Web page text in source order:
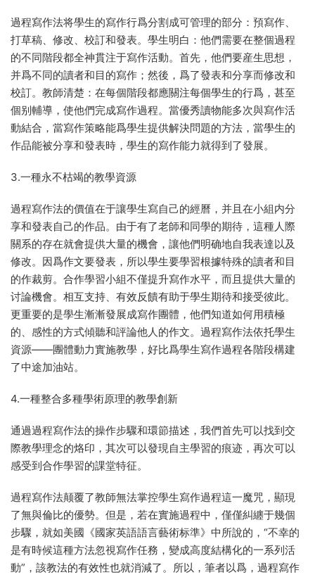
過程寫作法将學生的寫作行爲分割成可管理的部分：預寫作、
打草稿、修改、校訂和發表。學生明白：他們需要在整個過程
的不同階段都全神貫注于寫作活動。首先，他們要産生思想，
并爲不同的讀者和目的寫作；然後，爲了發表和分享而修改和
校訂。教師清楚：在每個階段都應關注每個學生的行爲，甚至
個别輔導，使他們完成寫作過程。當優秀讀物能多次與寫作活
動結合，當寫作策略能爲學生提供解決問題的方法，當學生的
作品能被分享和發表時，學生的寫作能力就得到了發展。
3.一種永不枯竭的教學資源
過程寫作法的價值在于讓學生寫自己的經曆，并且在小組内分
享和發表自己的作品。由于有了老師和同學的期待，這種人際
關系的存在就會提供大量的機會，讓他們明确地自我表達以及
修改。因爲作文要發表，所以學生要學習根據特殊的讀者和目
的作裁剪。合作學習小組不僅提升寫作水平，而且提供大量的
讨論機會。相互支持、有效反饋有助于學生期待和接受彼此。
更重要的是學生漸漸發展成寫作團體，他們知道如何用積極
的、感性的方式傾聽和評論他人的作文。過程寫作法依托學生
資源——團體動力實施教學，好比爲學生寫作過程各階段構建
了中途加油站。
4.一種整合多種學術原理的教學創新
通過過程寫作法的操作步驟和環節描述，我們首先可以找到交
際教學理念的烙印，其次可以發現自主學習的痕迹，再次可以
感受到合作學習的課堂特征。
過程寫作法颠覆了教師無法掌控學生寫作過程這一魔咒，顯現
了無與倫比的優勢。但是，若在實施過程中，僅僅糾纏于幾個
步驟，就如美國《國家英語語言藝術标準》中所說的，“不幸的
是有時候這種方法忽視寫作任務，變成高度結構化的一系列活
動”，該教法的有效性也就消減了。所以，筆者以爲，過程寫作